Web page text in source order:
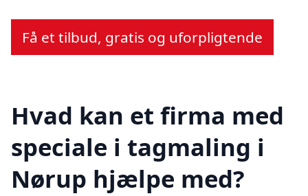
Få et tilbud, gratis og uforpligtende
Hvad kan et firma med
speciale i tagmaling i
Nørup hjælpe med?